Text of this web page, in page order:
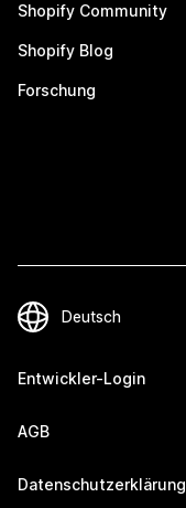
Shopify Community
Shopify Blog
Forschung
Entwickler-Login
AGB
Datenschutzerklärung